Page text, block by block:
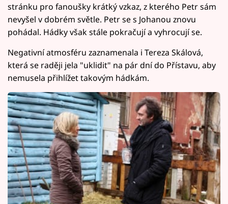
stránku pro fanoušky krátký vzkaz, z kterého Petr sám
nevyšel v dobrém světle. Petr se s Johanou znovu
pohádal. Hádky však stále pokračují a vyhrocují se.
Negativní atmosféru zaznamenala i Tereza Skálová,
která se raději jela "uklidit" na pár dní do Přístavu, aby
nemusela přihlížet takovým hádkám.